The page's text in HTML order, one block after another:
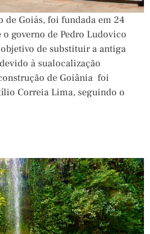
de Goiás, foi fundada em 24
governo de Pedro Ludovico
de substituir a antiga
à sualocalização
de Goiânia foi
Correia Lima, seguindo o